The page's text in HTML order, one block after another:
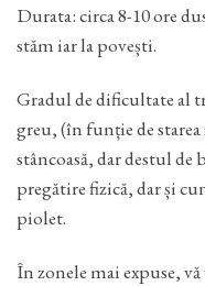
Durata: circa 8-10 ore
stăm iar la povești.
Gradul de dificultate al
greu, (în funție de
stâncoasă, dar destul
pregătire fizică, dar și
piolet.
În zonele mai expuse,